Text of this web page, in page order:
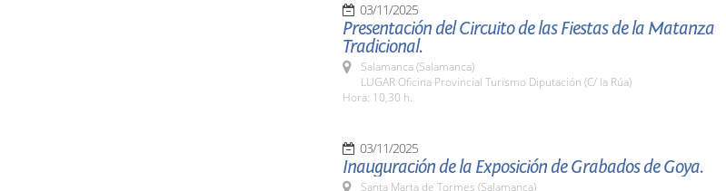
03/11/2025
Presentación del Circuito de las Fiestas de la Matanza
Tradicional.
Salamanca (Salamanca)
LUGAR Oficina Provincial Turismo Diputación (C/ la Rúa)
Hora: 10,30 h.
03/11/2025
Inauguración de la Exposición de Grabados de Goya.
Santa Marta de Tormes (Salamanca)